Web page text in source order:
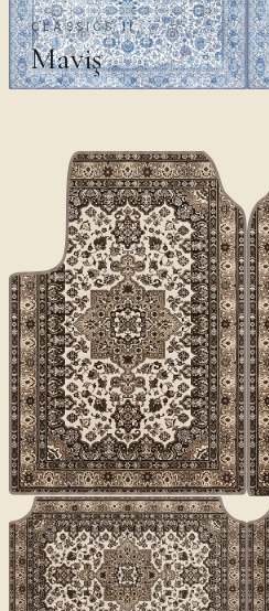
CLASSICS II
Maviş
CLASSICS II